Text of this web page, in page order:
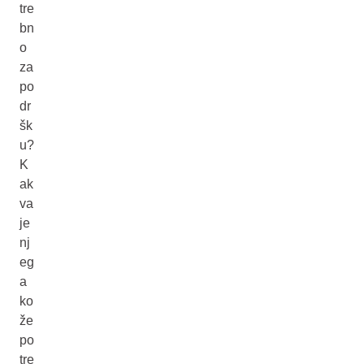
tre
bn
o
za
po
dr
šk
u?
K
ak
va
je
nj
eg
a
ko
že
po
tre